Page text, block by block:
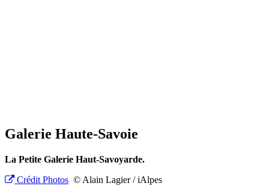
Galerie Haute-Savoie
La Petite Galerie Haut-Savoyarde.
Crédit Photos © Alain Lagier / iAlpes